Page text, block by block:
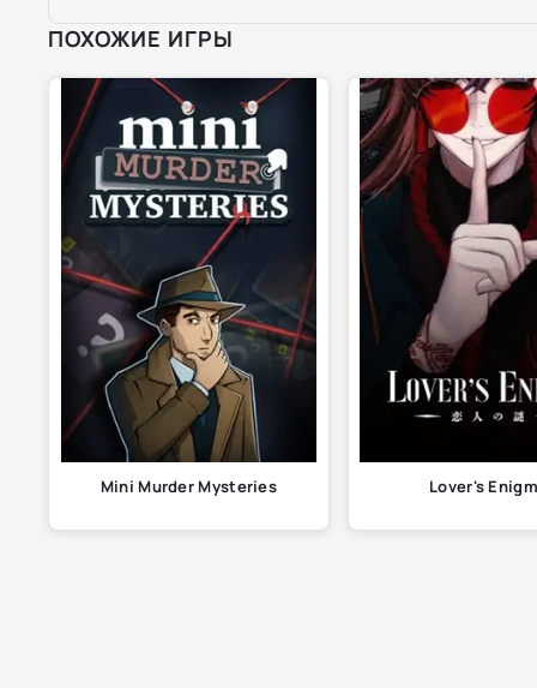
ПОХОЖИЕ ИГРЫ
Mini Murder Mysteries Lover's